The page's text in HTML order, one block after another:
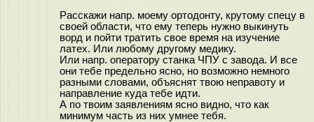
Расскажи напр. моему ортодонту, крутому спецу в
своей области, что ему теперь нужно выкинуть
ворд и пойти тратить свое время на изучение
латех. Или любому другому медику.
Или напр. оператору станка ЧПУ с завода. И все
они тебе предельно ясно, но возможно немного
разными словами, объяснят твою неправоту и
направление куда тебе идти.
А по твоим заявлениям ясно видно, что как
минимум часть из них умнее тебя.